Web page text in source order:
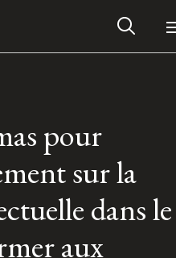
pour
sur la
dans le
aux